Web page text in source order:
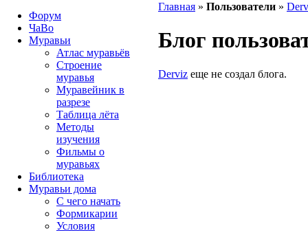
Главная » Пользователи »
Блог
Derviz еще не создал блога.
Форум
ЧаВо
Муравьи
Атлас муравьёв
Строение
муравья
Муравейник в
разрезе
Таблица лёта
Методы
изучения
Фильмы о
муравьях
Библиотека
Муравьи дома
С чего начать
Формикарии
Условия